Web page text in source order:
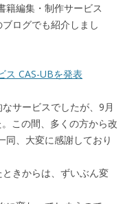
編集・制作サービス
ブログでも紹介しまし
ス CAS-UBを発表
サービスでしたが、9月
この間、多くの方から改
同、大変に感謝しており
きからは、ずいぶん変